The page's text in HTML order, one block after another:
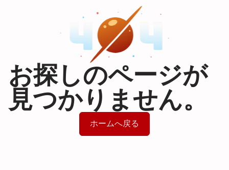
お探しのページが
見つかりません。
ホームへ戻る